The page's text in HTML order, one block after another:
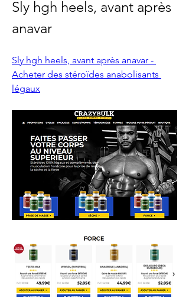
Sly hgh heels, avant après
anavar
Sly hgh heels, avant après anavar -
Acheter des stéroïdes anabolisants
légaux